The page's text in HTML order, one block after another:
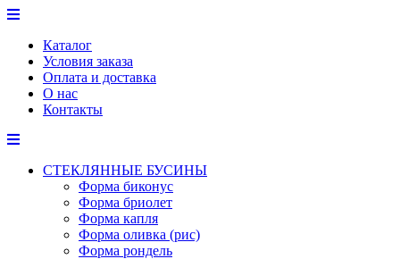
Перейти
содержимому
Каталог
Условия заказа
Оплата и доставка
О нас
Контакты
СТЕКЛЯННЫЕ БУСИНЫ
Форма биконус
Форма бриолет
Форма капля
Форма оливка (рис)
Форма рондель